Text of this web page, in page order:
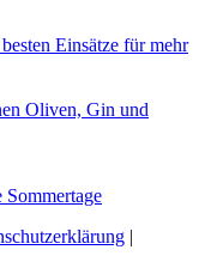
Einsätze für mehr
Oliven, Gin und
Sommertage
|